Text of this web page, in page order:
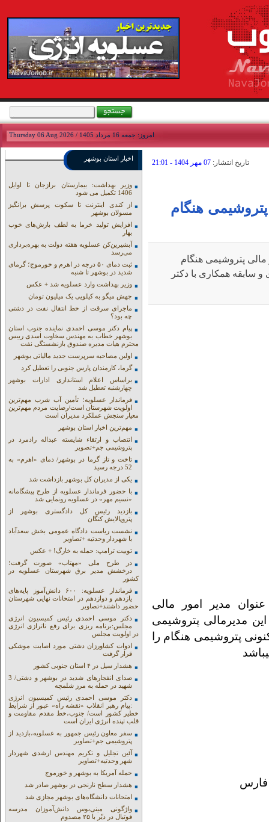
امروز: جمعه 16 مرداد 1405 / Thursday 06 Aug 2026
تاريخ انتشار: 07 مهر 1404 - 21:01
هنگام
مالی پتروشیمی هنگام
سابقه همکاری با دکتر
مدیر امور مالی
مدیرمالی پتروشیمی
پتروشیمی هنگام را
اخبار استان بوشهر
وزیر بهداشت: بیمارستان برازجان تا اوایل
1406 تکمیل می شود
از کندی اینترنت تا سکوت پرسش برانگیز
مسولان بوشهر
افزایش تولید خرما به لطف بارش‌های خوب
بهار
آبشیرین‌کن عسلویه هفته دولت به بهره‌برداری
می‌رسد
ثبت دمای ۵۰ درجه در اهرم و خورموج؛ گرمای
شدید در بوشهر تا شنبه
وزیر بهداشت وارد عسلویه شد + عکس
جهش میگو به کیلویی یک میلیون تومان
ماجرای سرقت از خط انتقال نفت در دشتی
چه بود؟
پیام دکتر موسی احمدی نماینده جنوب استان
بوشهر خطاب به مهندس سخاوت اسدی رییس
محترم هیات مدیره صندوق بازنشستگی نفت
اولین مصاحبه سرپرست جدید مالیاتی بوشهر
گرما، کارمندان پارس جنوبی را تعطیل کرد
براساس اعلام استانداری ادارات بوشهر
چهارشنبه تعطیل شد
فرماندار عسلویه؛ تأمین آب شرب مهم‌ترین
اولویت شهرستان است/رضایت مردم مهم‌ترین
معیار سنجش عملکرد مدیران است
مهم‌ترین اخبار استان بوشهر
انتصاب و ارتقاء شایسته عبداله رادمرد در
پتروشیمی جم+تصویر
تاخت و تاز گرما در بوشهر/ دمای «اهرم» به
52 درجه رسید
یکی از مدیران کل بوشهر بازداشت شد
با حضور فرماندار عسلویه از طرح پیشگامانه
«نسیم مهر» در عسلویه رونمایی شد
بازدید رئیس کل دادگستری بوشهر از
پتروپالایش کنگان
نشست ریاست دادگاه عمومی بخش سعدآباد
با شهردار وحدتیه +تصاویر
توییت ترامپ: حمله به خارگ! + عکس
در طرح ملی «مهتاب» صورت گرفت؛
درخشش مدیر برق شهرستان عسلویه در
کشور
فرماندار عسلویه: ۶۰۰ دانش‌آموز پایه‌های
یازدهم و دوازدهم در امتحانات نهایی شهرستان
حضور داشتند+تصاویر
دکتر موسی احمدی رئیس کمیسیون انرژی
مجلس:برنامه ریزی برای رفع ناترازی انرژی
در اولویت مجلس
ادوات کشاورزان دشتی مورد اصابت موشکی
قرار گرفت
هشدار سیل در ۴ استان جنوبی کشور
صدای انفجارهای شدید در بوشهر و دشتی/ 3
شهید در حمله به مرز شلمچه
دکتر موسی احمدی رئیس کمیسیون انرژی
:پیام رهبر انقلاب «نقشه راه» عبور از شرایط
خطیر کشور است/ جنوب،خط مقدم مقاومت و
قلب تپنده انرژی ایران است
سفر معاون رئیس جمهور به عسلویه،بازدید از
پتروشیمی جم+تصاویر
آئین تجلیل و تکریم مهندس ارشدی شهردار
شهر وحدتیه+تصاویر
حمله آمریکا به بوشهر و خورموج
هشدار سطح نارنجی در بوشهر صادر شد
امتحانات دانشگاه‌های بوشهر مجازی شد
واژگونی مینی‌بوس دانش‌آموزان مدرسه
فوتبال در دیّر با ۲۵ مصدوم